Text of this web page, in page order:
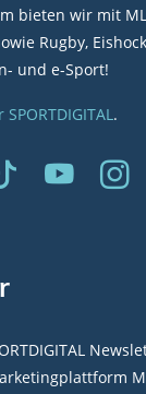
bieten wir mit
Rugby,
und e-Sport!
.